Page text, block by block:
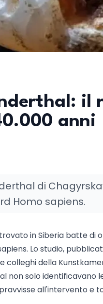
il
anni
di
Homo sapiens.
in Siberia batte
Lo studio,
colleghi della
non solo identificavano
all'intervento e